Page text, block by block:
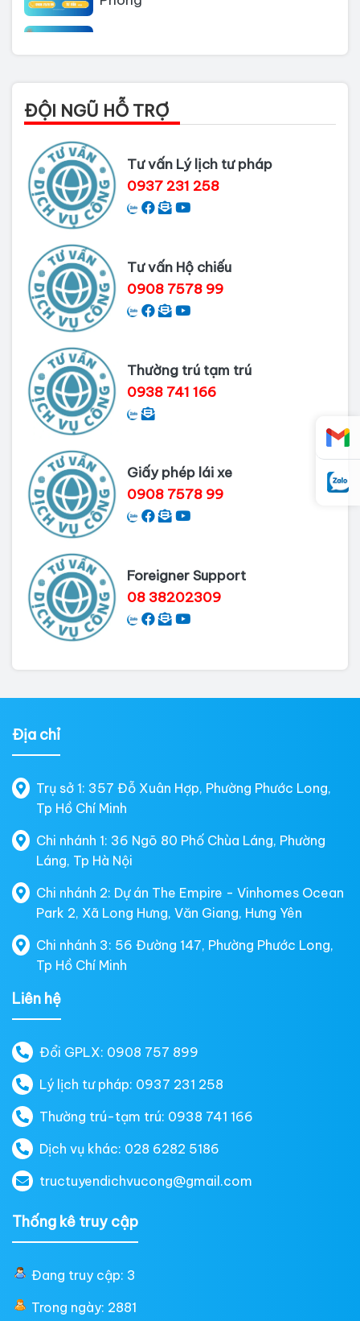
Thủ tục làm Lý Lịch Tư Pháp tại Hồ
Chí Minh
Thủ tục làm lý lịch tư pháp tại Đồng
Nai
Dịch vụ làm phiếu lý lịch tư pháp
cho người nước ngoài
Thủ tục làm Lý lịch tư pháp tại Bình
Dương
ĐỘI NGŨ HỖ TRỢ
Tư vấn Lý lịch tư pháp
0937 231 258
Tư vấn Hộ chiếu
0908 7578 99
Thường trú tạm trú
0938 741 166
Giấy phép lái xe
0908 7578 99
Foreigner Support
08 38202309
Địa chỉ
Trụ sở 1: 357 Đỗ Xuân Hợp, Phường Phước Long,
Tp Hồ Chí Minh
Chi nhánh 1: 36 Ngõ 80 Phố Chùa Láng, Phường
Láng, Tp Hà Nội
Chi nhánh 2: Dự án The Empire - Vinhomes Ocean
Park 2, Xã Long Hưng, Văn Giang, Hưng Yên
Chi nhánh 3: 56 Đường 147, Phường Phước Long,
Tp Hồ Chí Minh
Liên hệ
Đổi GPLX: 0908 757 899
Lý lịch tư pháp: 0937 231 258
Thường trú-tạm trú: 0938 741 166
Dịch vụ khác: 028 6282 5186
tructuyendichvucong@gmail.com
Thống kê truy cập
Đang truy cập: 3
Trong ngày: 2881